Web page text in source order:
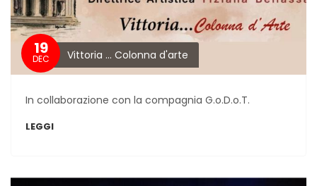
19
DEC Vittoria ... Colonna d'arte
In collaborazione con la compagnia G.o.D.o.T.
LEGGI